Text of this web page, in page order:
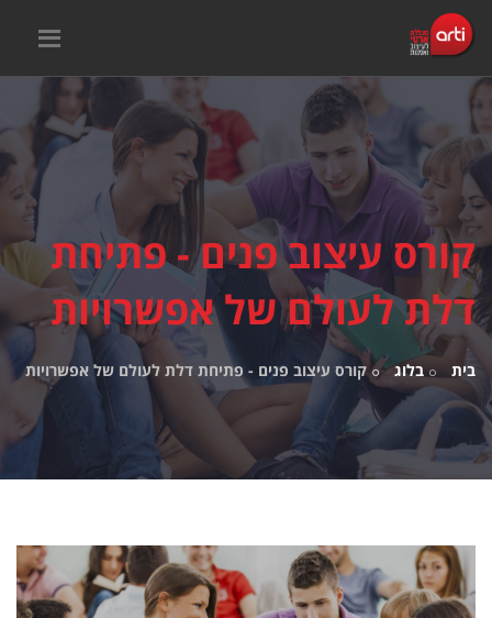
קורס עיצוב פנים - פתיחת
דלת לעולם של אפשרויות
בית בלוג קורס עיצוב פנים - פתיחת דלת לעולם של אפשרויות